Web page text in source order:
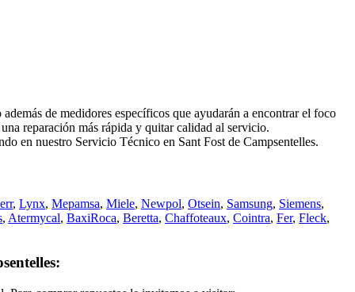
de medidores específicos que ayudarán a encontrar el foco
reparación más rápida y quitar calidad al servicio.
en nuestro Servicio Técnico en Sant Fost de Campsentelles.
, Lynx, Mepamsa, Miele, Newpol, Otsein, Samsung, Siemens,
, Atermycal, BaxiRoca, Beretta, Chaffoteaux, Cointra, Fer, Fleck,